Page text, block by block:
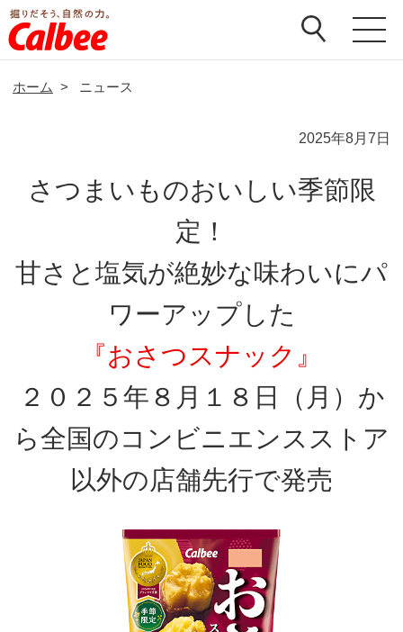
ホーム > ニュース
2025年8月7日
さつまいものおいしい季節限
定！
甘さと塩気が絶妙な味わいにパ
ワーアップした
『おさつスナック』
２０２５年８月１８日（月）か
ら全国のコンビニエンスストア
以外の店舗先行で発売